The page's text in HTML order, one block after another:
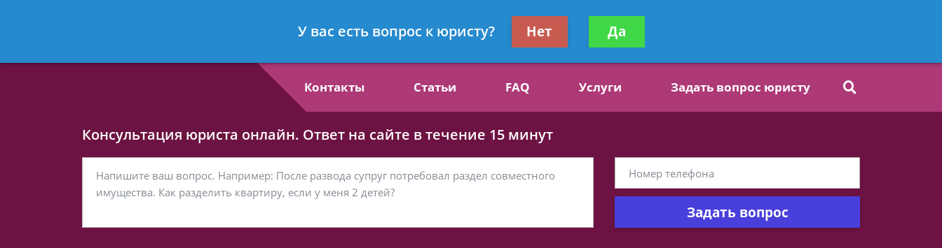
- Семейный юрист, специалист по алиментам
Получите консультацию
бесплатно
Контакты Статьи FAQ Услуги Задать вопрос юристу
Консультация юриста онлайн. Ответ на сайте в течение 15 минут
Задать вопрос
У вас есть вопрос к юристу? Нет Да